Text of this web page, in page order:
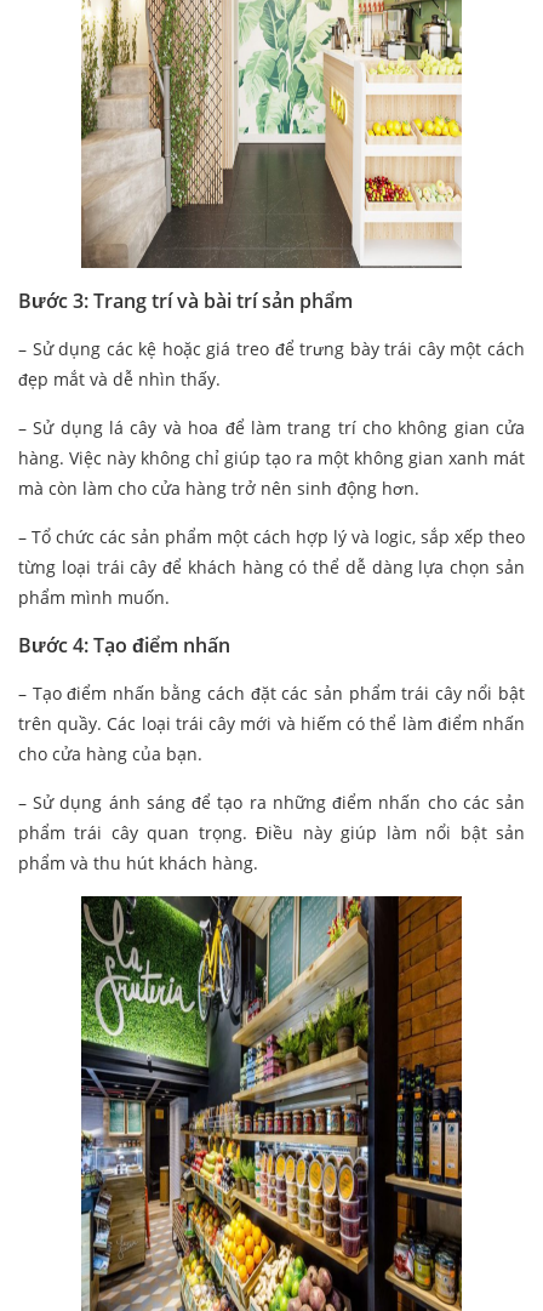
Bước 3: Trang trí và bài trí sản phẩm
– Sử dụng các kệ hoặc giá treo để trưng bày trái cây một cách
đẹp mắt và dễ nhìn thấy.
– Sử dụng lá cây và hoa để làm trang trí cho không gian cửa
hàng. Việc này không chỉ giúp tạo ra một không gian xanh mát
mà còn làm cho cửa hàng trở nên sinh động hơn.
– Tổ chức các sản phẩm một cách hợp lý và logic, sắp xếp theo
từng loại trái cây để khách hàng có thể dễ dàng lựa chọn sản
phẩm mình muốn.
Bước 4: Tạo điểm nhấn
– Tạo điểm nhấn bằng cách đặt các sản phẩm trái cây nổi bật
trên quầy. Các loại trái cây mới và hiếm có thể làm điểm nhấn
cho cửa hàng của bạn.
– Sử dụng ánh sáng để tạo ra những điểm nhấn cho các sản
phẩm trái cây quan trọng. Điều này giúp làm nổi bật sản
phẩm và thu hút khách hàng.